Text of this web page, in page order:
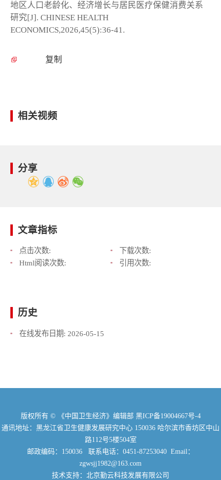
地区人口老龄化、经济增长与居民医疗保健消费关系
研究[J]. CHINESE HEALTH
ECONOMICS,2026,45(5):36-41.
复制
相关视频
分享
文章指标
点击次数:
下载次数:
Html阅读次数:
引用次数:
历史
在线发布日期: 2026-05-15
版权所有 © 《中国卫生经济》编辑部 黑ICP备19004667号-4
通讯地址：黑龙江省卫生健康发展研究中心 150036 哈尔滨市香坊区中山
路112号5楼504室
邮政编码：150036 联系电话：0451-87253040 Email：
zgwsjj1982@163.com
技术支持：北京勤云科技发展有限公司